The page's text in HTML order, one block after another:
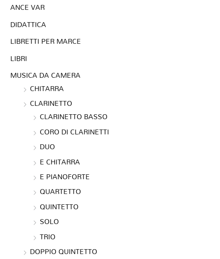
ANCE VAR
DIDATTICA
LIBRETTI PER MARCE
LIBRI
MUSICA DA CAMERA
CHITARRA
CLARINETTO
CLARINETTO BASSO
CORO DI CLARINETTI
DUO
E CHITARRA
E PIANOFORTE
QUARTETTO
QUINTETTO
SOLO
TRIO
DOPPIO QUINTETTO